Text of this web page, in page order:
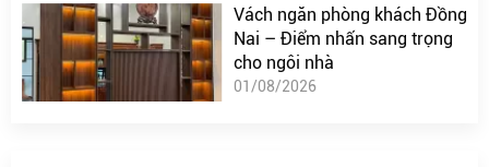
Vách ngăn phòng khách Đồng
Nai – Điểm nhấn sang trọng
cho ngôi nhà
01/08/2026